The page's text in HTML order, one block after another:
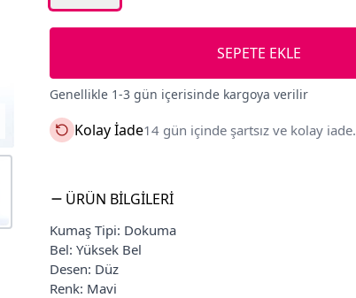
SEPETE EKLE
Genellikle 1-3 gün içerisinde kargoya verilir
Kolay İade14 gün içinde şartsız ve kolay iade.
ÜRÜN BILGILERI
Kumaş Tipi: Dokuma
Bel: Yüksek Bel
Desen: Düz
Renk: Mavi